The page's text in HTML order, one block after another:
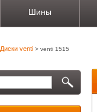
Шины
Диски venti > venti 1515